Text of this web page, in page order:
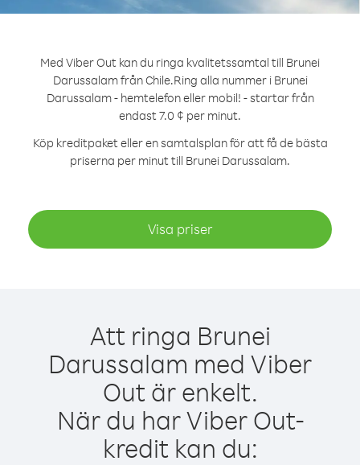
Med Viber Out kan du ringa kvalitetssamtal till Brunei
Darussalam från Chile.Ring alla nummer i Brunei
Darussalam - hemtelefon eller mobil! - startar från
endast 7.0 ¢ per minut.
Köp kreditpaket eller en samtalsplan för att få de bästa
priserna per minut till Brunei Darussalam.
Visa priser
Att ringa Brunei
Darussalam med Viber
Out är enkelt.
När du har Viber Out-
kredit kan du: